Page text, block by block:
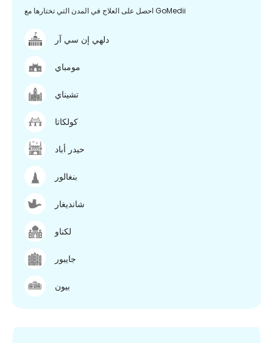
احصل على العلاج في المدن التي تختارها مع GoMedii
دلهي إن سي آر
مومباي
تشيناي
كولكاتا
حيدر أباد
بنغالور
شانديغار
لكناو
جايبور
بيون